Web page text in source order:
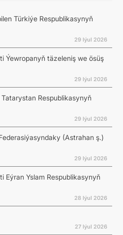
Türkiýe Respublikasynyň
29 Iýul 2026
Ýewropanyň täzeleniş we ösüş
29 Iýul 2026
Respublikasynyň
29 Iýul 2026
(Astrahan ş.)
29 Iýul 2026
Eýran Yslam Respublikasynyň
28 Iýul 2026
27 Iýul 2026